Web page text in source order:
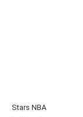
Stars NBA